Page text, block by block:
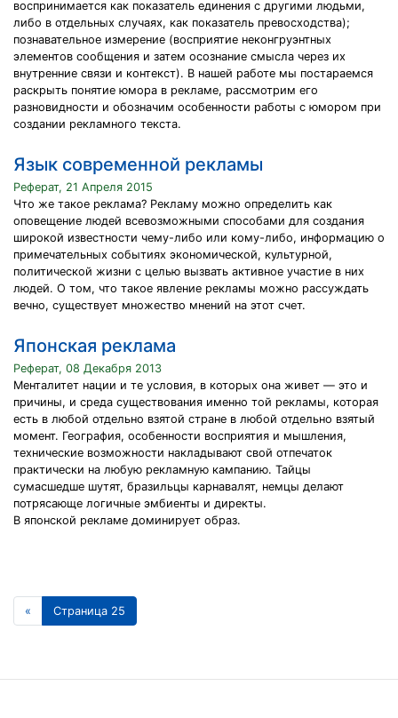
воспринимается как показатель единения с другими людьми,
либо в отдельных случаях, как показатель превосходства);
познавательное измерение (восприятие неконгруэнтных
элементов сообщения и затем осознание смысла через их
внутренние связи и контекст). В нашей работе мы постараемся
раскрыть понятие юмора в рекламе, рассмотрим его
разновидности и обозначим особенности работы с юмором при
создании рекламного текста.
Язык современной рекламы
Реферат, 21 Апреля 2015
Что же такое реклама? Рекламу можно определить как
оповещение людей всевозможными способами для создания
широкой известности чему-либо или кому-либо, информацию о
примечательных событиях экономической, культурной,
политической жизни с целью вызвать активное участие в них
людей. О том, что такое явление рекламы можно рассуждать
вечно, существует множество мнений на этот счет.
Японская реклама
Реферат, 08 Декабря 2013
Менталитет нации и те условия, в которых она живет — это и
причины, и среда существования именно той рекламы, которая
есть в любой отдельно взятой стране в любой отдельно взятый
момент. География, особенности восприятия и мышления,
технические возможности накладывают свой отпечаток
практически на любую рекламную кампанию. Тайцы
сумасшедше шутят, бразильцы карнавалят, немцы делают
потрясающе логичные эмбиенты и директы.
В японской рекламе доминирует образ.
« Страница 25